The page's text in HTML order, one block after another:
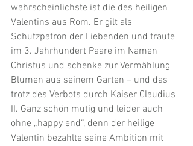
wahrscheinlichste ist die des heiligen
Valentins aus Rom. Er gilt als
Schutzpatron der Liebenden und traute
im 3. Jahrhundert Paare im Namen
Christus und schenke zur Vermählung
Blumen aus seinem Garten – und das
trotz des Verbots durch Kaiser Claudius
II. Ganz schön mutig und leider auch
ohne „happy end“, denn der heilige
Valentin bezahlte seine Ambition mit